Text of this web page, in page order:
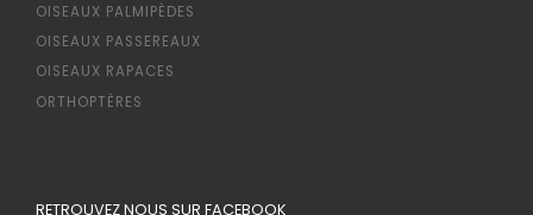
OISEAUX PALMIPÈDES
OISEAUX PASSEREAUX
OISEAUX RAPACES
ORTHOPTÈRES
RETROUVEZ NOUS SUR FACEBOOK